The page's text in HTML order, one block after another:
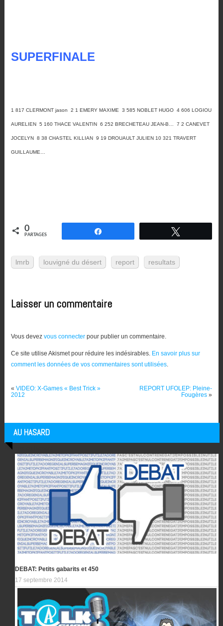
SUPERFINALE
1 817 CLERMONT jason 2 1 EMERY MAXIME 3 585 NOBLET HUGO 4 606 LOGIOU
AURELIEN 5 160 THACE VALENTIN 6 252 BRECHETEAU JEAN-B… 7 2 CANEVET
JOCELYN 8 38 CHASTEL KILLIAN 9 19 DROUAULT JULIEN 10 321 TRAVERT
GUILLAUME…
0
PARTAGES
lmrb louvigné du désert report resultats
Laisser un commentaire
Vous devez vous connecterpour publier un commentaire.
Ce site utilise Akismet pour réduire les indésirables. En savoir plus sur
comment les données de vos commentaires sont utilisées.
« VIDEO: X-Games « Best Trick »
2012
REPORT UFOLEP: Pleine-
Fougères »
AU HASARD
Articles au hasard
DEBAT: Petits gabarits et 450
17 septembre 2014